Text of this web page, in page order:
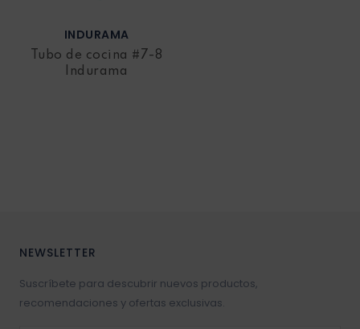
INDURAMA
Tubo de cocina #7-8
Indurama
NEWSLETTER
Suscríbete para descubrir nuevos productos,
recomendaciones y ofertas exclusivas.